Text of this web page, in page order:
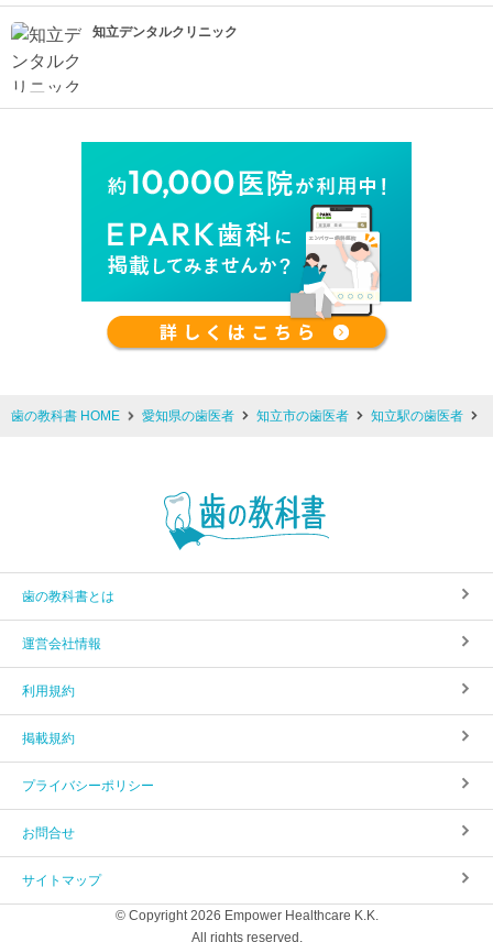
知立デンタルクリニック
歯の教科書 HOME 愛知県の歯医者 知立市の歯医者 知立駅の歯医者
歯の教科書とは
運営会社情報
利用規約
掲載規約
プライバシーポリシー
お問合せ
サイトマップ
© Copyright 2026 Empower Healthcare K.K.
All rights reserved.